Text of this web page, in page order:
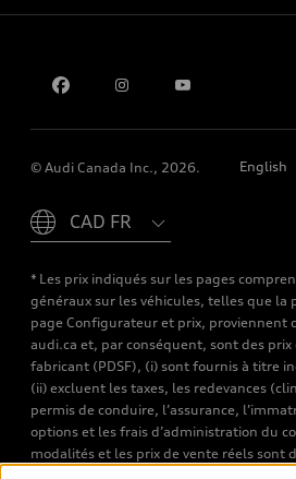
© Audi Canada Inc., 2026.
English
* Les prix indiqués sur les pages
généraux sur les véhicules, telles que la
page Configurateur et prix, proviennent
audi.ca et, par conséquent, sont des
fabricant (PDSF), (i) sont fournis à titre
(ii) excluent les taxes, les redevances
permis de conduire, l’assurance,
options et les frais d’administration du
modalités et les prix de vente réels sont